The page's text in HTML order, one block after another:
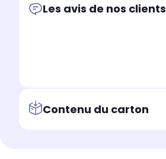
Les avis de nos clients
Contenu du carton